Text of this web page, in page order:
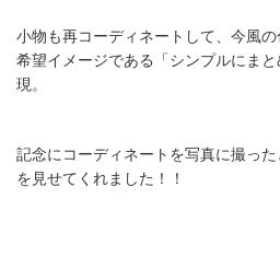
小物も再コーディネートして、今風
希望イメージである「シンプルにま
現。
記念にコーディネートを写真に撮っ
を見せてくれました！！